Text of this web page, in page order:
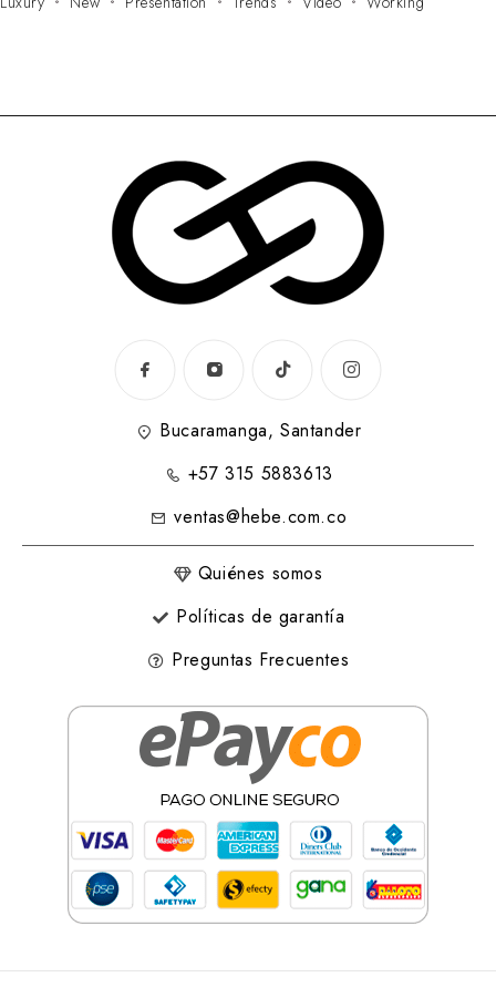
Bucaramanga, Santander
+57 315 5883613
ventas@hebe.com.co
Quiénes somos
Políticas de garantía
Preguntas Frecuentes